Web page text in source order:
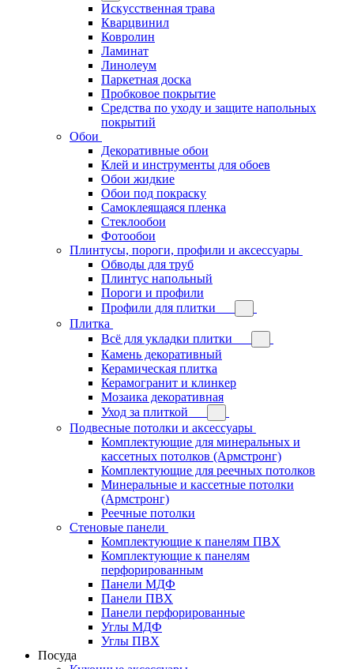
Искусственная трава
Кварцвинил
Ковролин
Ламинат
Линолеум
Паркетная доска
Пробковое покрытие
Средства по уходу и защите напольных
покрытий
Обои
Декоративные обои
Клей и инструменты для обоев
Обои жидкие
Обои под покраску
Самоклеящаяся пленка
Стеклообои
Фотообои
Плинтусы, пороги, профили и аксессуары
Обводы для труб
Плинтус напольный
Пороги и профили
Профили для плитки
Плитка
Всё для укладки плитки
Камень декоративный
Керамическая плитка
Керамогранит и клинкер
Мозаика декоративная
Уход за плиткой
Подвесные потолки и аксессуары
Комплектующие для минеральных и
кассетных потолков (Армстронг)
Комплектующие для реечных потолков
Минеральные и кассетные потолки
(Армстронг)
Реечные потолки
Стеновые панели
Комплектующие к панелям ПВХ
Комплектующие к панелям
перфорированным
Панели МДФ
Панели ПВХ
Панели перфорированные
Углы МДФ
Углы ПВХ
Посуда